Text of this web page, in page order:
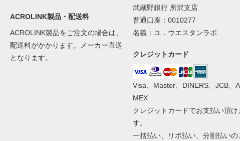
ACROLINK製品・配送料
ACROLINK製品をご注文の場合は、
配送料がかかります。メーカー直送
となります。
武蔵野銀行 所沢支店
普通口座：0010277
名義：ユ．ウエスタンラボ
クレジットカード
Visa、Master、DINERS、JCB、A
MEX
クレジットカードでお支払い頂け
す。
一括払い、リボ払い、分割払いの